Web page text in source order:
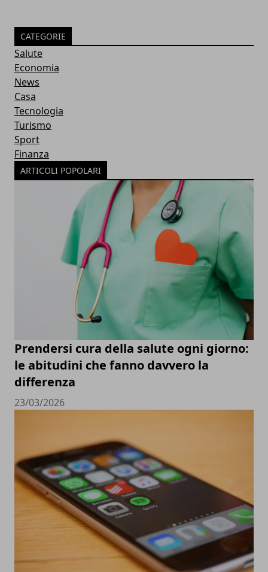
CATEGORIE
Salute
Economia
News
Casa
Tecnologia
Turismo
Sport
Finanza
ARTICOLI POPOLARI
Prendersi cura della salute ogni giorno:
le abitudini che fanno davvero la
differenza
23/03/2026